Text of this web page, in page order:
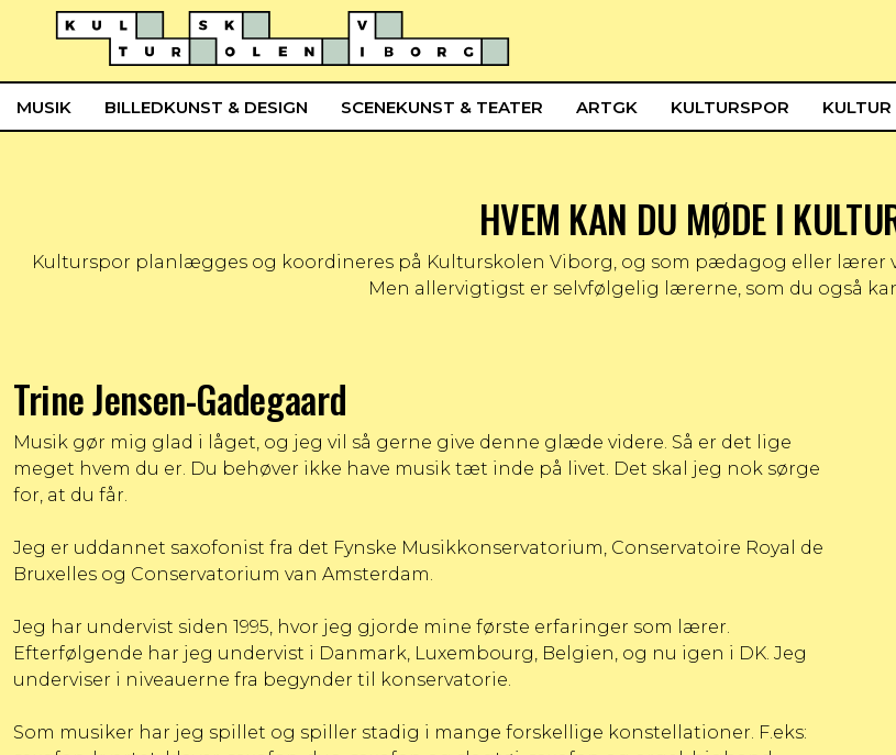
MUSIK BILLEDKUNST & DESIGN SCENEKUNST & TEATER ARTGK KULTURSPOR KULTUR
HVEM KAN DU MØDE I
Kulturspor planlægges og koordineres på Kulturskolen Viborg, og som pædagog eller lærer
Men allervigtigst er selvfølgelig lærerne, som du også
Trine Jensen-Gadegaard
Musik gør mig glad i låget, og jeg vil så gerne give denne glæde videre. Så er det lige
meget hvem du er. Du behøver ikke have musik tæt inde på livet. Det skal jeg nok sørge
for, at du får.
Jeg er uddannet saxofonist fra det Fynske Musikkonservatorium, Conservatoire Royal de
Bruxelles og Conservatorium van Amsterdam.
Jeg har undervist siden 1995, hvor jeg gjorde mine første erfaringer som lærer.
Efterfølgende har jeg undervist i Danmark, Luxembourg, Belgien, og nu igen i DK. Jeg
underviser i niveauerne fra begynder til konservatorie.
Som musiker har jeg spillet og spiller stadig i mange forskellige konstellationer. F.eks: